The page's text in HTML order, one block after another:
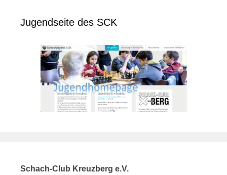
Jugendseite des SCK
Schach-Club Kreuzberg e.V.